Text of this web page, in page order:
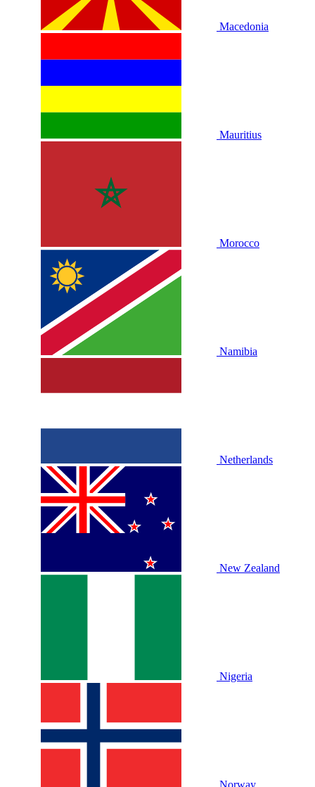
Macedonia
Mauritius
Morocco
Namibia
Netherlands
New Zealand
Nigeria
Norway